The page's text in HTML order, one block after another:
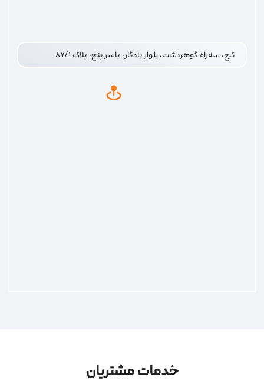
کرج، سه‌راه گوهردشت، بلوار یادگار، یاسر پنج، پلاک ۸۷/۱
خدمات مشتریان